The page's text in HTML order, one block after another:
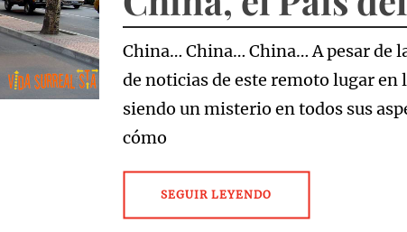
China… China… China… A pesar de
de noticias de este remoto lugar en
siendo un misterio en todos sus
cómo
SEGUIR LEYENDO